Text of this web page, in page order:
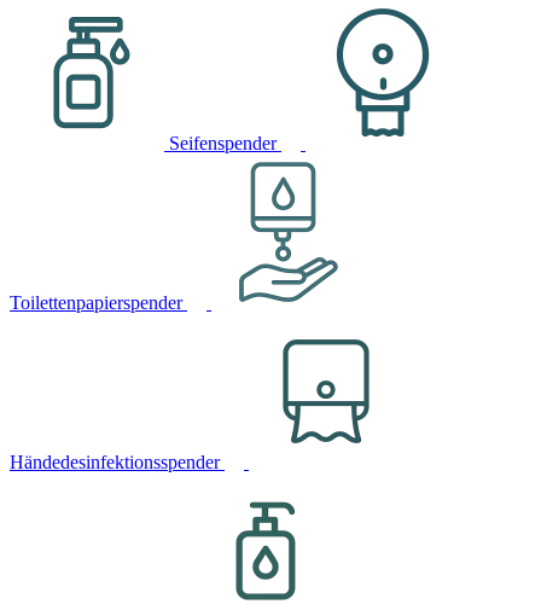
Seifenspender
Toilettenpapierspender
Händedesinfektionsspender